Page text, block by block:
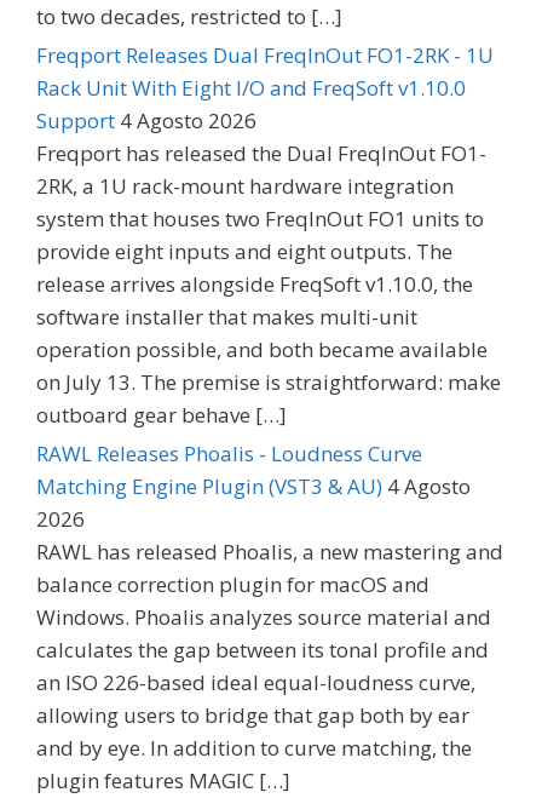
to two decades, restricted to […]
Freqport Releases Dual FreqInOut FO1-2RK - 1U
Rack Unit With Eight I/O and FreqSoft v1.10.0
Support 4 Agosto 2026
Freqport has released the Dual FreqInOut FO1-
2RK, a 1U rack-mount hardware integration
system that houses two FreqInOut FO1 units to
provide eight inputs and eight outputs. The
release arrives alongside FreqSoft v1.10.0, the
software installer that makes multi-unit
operation possible, and both became available
on July 13. The premise is straightforward: make
outboard gear behave […]
RAWL Releases Phoalis - Loudness Curve
Matching Engine Plugin (VST3 & AU) 4 Agosto
2026
RAWL has released Phoalis, a new mastering and
balance correction plugin for macOS and
Windows. Phoalis analyzes source material and
calculates the gap between its tonal profile and
an ISO 226-based ideal equal-loudness curve,
allowing users to bridge that gap both by ear
and by eye. In addition to curve matching, the
plugin features MAGIC […]